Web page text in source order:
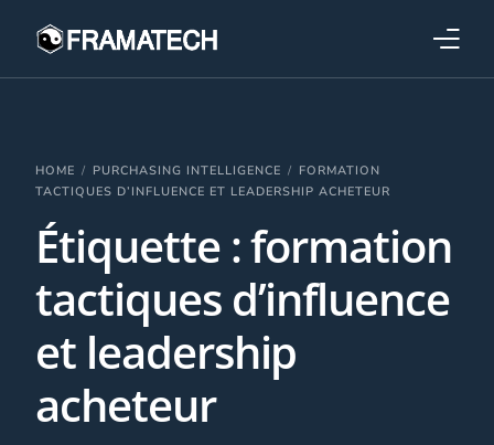
HOME PURCHASING INTELLIGENCE
FORMATION
TACTIQUES D’INFLUENCE ET LEADERSHIP ACHETEUR
Étiquette :formation
tactiques d’influence
et leadership
acheteur
Formations
Performance électronique
Stratégies industrielles